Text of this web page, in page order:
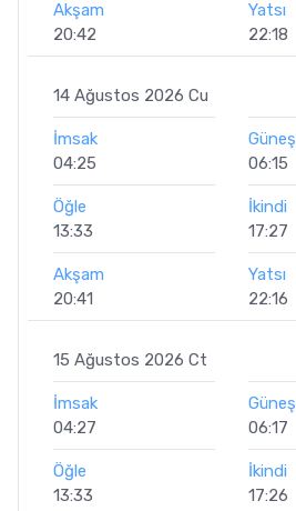
Akşam
20:42
Yatsı
22:18
14 Ağustos 2026 Cu
İmsak
04:25
Güneş
06:15
Öğle
13:33
İkindi
17:27
Akşam
20:41
Yatsı
22:16
15 Ağustos 2026 Ct
İmsak
04:27
Güneş
06:17
Öğle
13:33
İkindi
17:26